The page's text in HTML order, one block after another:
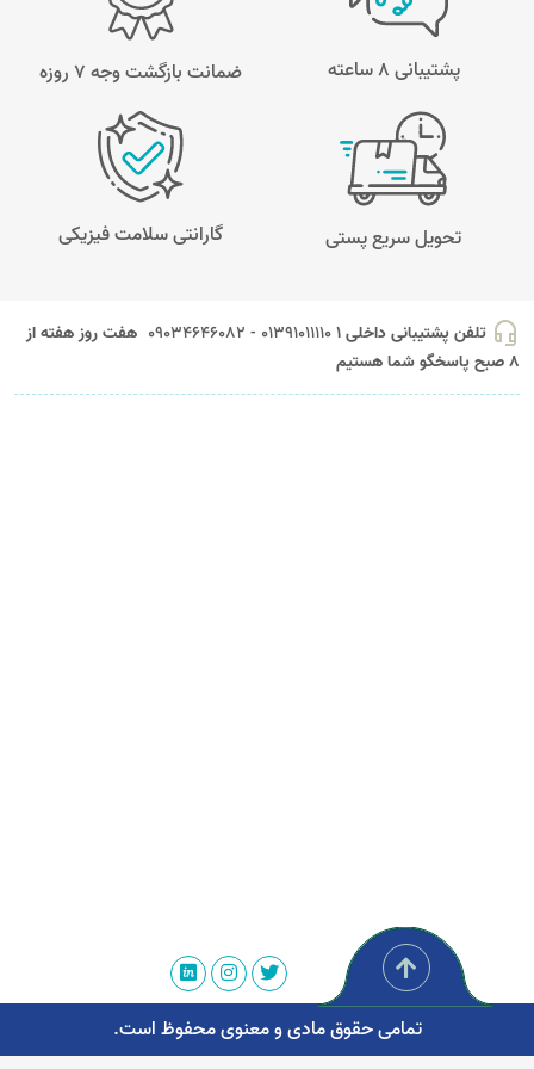
پشتیبانی 8 ساعته ضمانت بازگشت وجه ۷ روزه
تحویل سریع پستی گارانتی سلامت فیزیکی
headset_mic تلفن پشتیبانی داخلی 1 01391011110 - 09034646082
هفت روز هفته از
8 صبح پاسخگو شما هستیم
تمامی حقوق مادی و معنوی محفوظ است.